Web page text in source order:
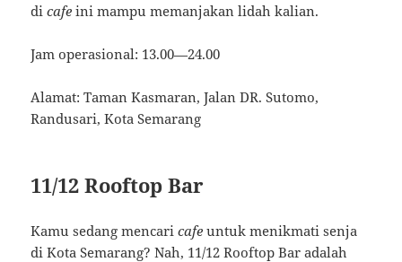
dicafe ini mampu memanjakan lidah kalian.
Jam operasional: 13.00—24.00
Alamat: Taman Kasmaran, Jalan DR. Sutomo,
Randusari, Kota Semarang
11/12 Rooftop Bar
Kamu sedang mencaricafe untuk menikmati senja
di Kota Semarang? Nah, 11/12 Rooftop Bar adalah